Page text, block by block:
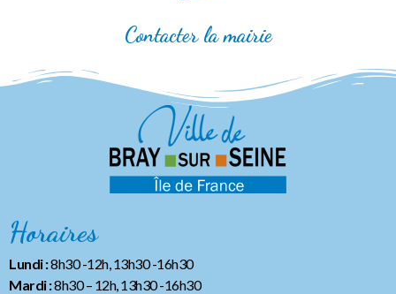
Contacter la mairie
Horaires
Lundi :8h30 -12h, 13h30 -16h30
Mardi :8h30 – 12h, 13h30 -16h30